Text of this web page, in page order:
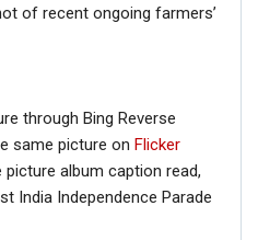
of recent ongoing farmers’
through Bing Reverse
same picture on Flicker
picture album caption read,
India Independence Parade